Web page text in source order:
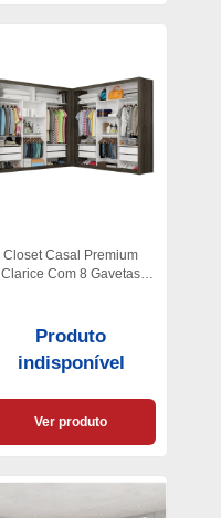
Closet Casal Premium
Clarice Com 8 Gavetas
Produto
indisponível
Ver produto